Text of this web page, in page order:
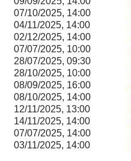
07/10/2025, 14:00
04/11/2025, 14:00
02/12/2025, 14:00
07/07/2025, 10:00
28/07/2025, 09:30
28/10/2025, 10:00
08/09/2025, 16:00
08/10/2025, 14:00
12/11/2025, 13:00
14/11/2025, 14:00
07/07/2025, 14:00
03/11/2025, 14:00